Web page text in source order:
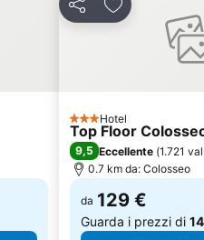
Piazza del Popolo
Piazza Barberini
Lido di Ostia Ponente
Centro Commerciale Carrefour di Tor Vergata
CondividiAggiungi ai
3 StelleHotel
Top Floor
9,5 Eccellente (1.721
0.7 km da: Colosseo
da 129 €
Guarda i prezzi di